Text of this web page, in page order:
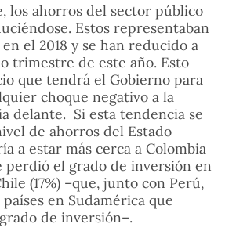
los ahorros del sector público
Estos representaban
en el 2018 y se han reducido a
trimestre de este año. Esto
que tendrá el Gobierno para
choque negativo a la
delante. Si esta tendencia se
de ahorros del Estado
a estar más cerca a Colombia
perdió el grado de inversión en
(17%) –que, junto con Perú,
en Sudamérica que
de inversión–.